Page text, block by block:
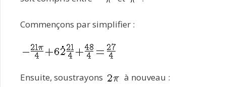
Commençons par simplifier :
Ensuite, soustrayons à nouveau :